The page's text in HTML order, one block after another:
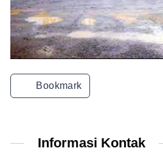
Bookmark
Informasi Kontak